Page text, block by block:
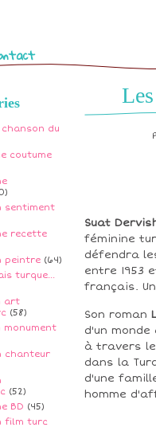
du
coutume
sentiment
recette
peintre (64)
turque...
art
(58)
monument
chanteur
(52)
BD (45)
film turc
Suat
féminine
défendra
entre 1953
français.
Son roman
d'un
à travers
dans la
d'une
homme